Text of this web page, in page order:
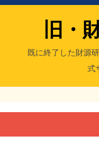
旧・
既に終了した財源
式